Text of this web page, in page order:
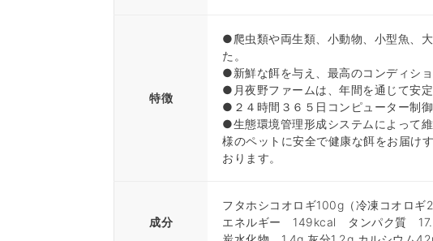
特徴
●爬虫類や両生類、小動物、小型魚、
た。
●新鮮な餌を与え、最高のコンディシ
●月夜野ファームは、年間を通じて安
●２４時間３６５日コンピューター制
●生態環境管理形成システムによって
様のペットに安全で健康な餌をお届け
おります。
成分
フタホシコオロギ100g（冷凍コオロギ
エネルギー 149kcal タンパク質